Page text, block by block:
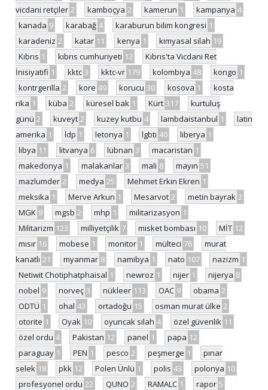
vicdani retçiler 2 kamboçya 2 kamerun 1 kampanya 4
kanada 9 karabağ 4 karaburun bilim kongresi 1
karadeniz 2 katar 11 kenya 1 kimyasal silah 19
Kıbrıs 1 kıbrıs cumhuriyeti 12
Kıbrıs'ta Vicdani Ret
İnisiyatifi 1 kktc 3 kktc-vr 179 kolombiya 48 kongo 1
kontrgerilla 2 kore 49 korucu 30 kosova 1
kosta
rika 1 küba 2 küresel bak 1 Kürt 317
kurtuluş
günü 2 kuveyt 2 kuzey kutbu 4 lambdaistanbul 1
latin
amerika 1 ldp 1 letonya 1 lgbti 40 liberya 1
libya 11 litvanya 6 lübnan 3 macaristan 1
makedonya 1 malakanlar 3 mali 8 mayın 51
mazlumder 2 medya 25 Mehmet Erkin Ekren 1
meksika 1 Merve Arkun 1 Mesarvot 2 metin bayrak 2
MGK 9 mgsb 2 mhp 1 militarizasyon 1
Militarizm 123 milliyetçilik 7 misket bombası 10 MİT 12
mısır 16 mobese 1 monitor 1 mülteci 76
murat
kanatlı 21 myanmar 8 namibya 1 nato 107 nazizm 1
Netiwit Chotiphatphaisal 1 newroz 1 nijer 1 nijerya 8
nobel 9 norveç 3 nükleer 113 OAC 9 obama 2
ODTÜ 1 ohal 43 ortadoğu 15 osman murat ülke 2
otorite 1 Oyak 10 oyuncak silah 4 özel güvenlik 11
özel ordu 4 Pakistan 12 panel 1 papa 12
paraguay 1 PEN 1 pesco 2 peşmerge 1
pınar
selek 18 pkk 12 Polen Ünlü 1 polis 43 polonya 10
profesyonel ordu 22 QUNO 2 RAMALC 1 rapor 5